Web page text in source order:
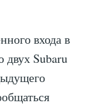
входа в
двух Subaru